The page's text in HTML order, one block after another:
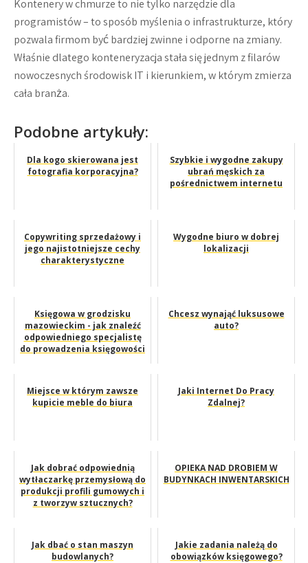
Kontenery w chmurze to nie tylko narzędzie dla
programistów – to sposób myślenia o infrastrukturze, który
pozwala firmom być bardziej zwinne i odporne na zmiany.
Właśnie dlatego konteneryzacja stała się jednym z filarów
nowoczesnych środowisk IT i kierunkiem, w którym zmierza
cała branża.
Podobne artykuły:
Dla kogo skierowana jest
fotografia korporacyjna?
Szybkie i wygodne zakupy
ubrań męskich za
pośrednictwem internetu
Copywriting sprzedażowy i
jego najistotniejsze cechy
charakterystyczne
Wygodne biuro w dobrej
lokalizacji
Księgowa w grodzisku
mazowieckim - jak znaleźć
odpowiedniego specjalistę
do prowadzenia księgowości
Chcesz wynająć luksusowe
auto?
Miejsce w którym zawsze
kupicie meble do biura
Jaki Internet Do Pracy
Zdalnej?
Jak dobrać odpowiednią
wytłaczarkę przemysłową do
produkcji profili gumowych i
z tworzyw sztucznych?
OPIEKA NAD DROBIEM W
BUDYNKACH INWENTARSKICH
Jak dbać o stan maszyn
budowlanych?
Jakie zadania należą do
obowiązków księgowego?